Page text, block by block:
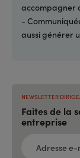
accompagner
-
aussi générer
NEWSLETTER
Faites de la
entreprise
MAIL